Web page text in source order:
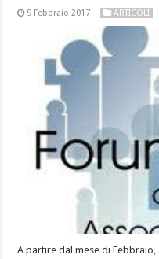
9 Febbraio 2017 ARTICOLI
A partire dal mese di